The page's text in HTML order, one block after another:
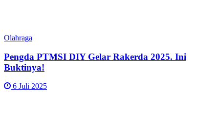
Olahraga
Pengda PTMSI DIY Gelar Rakerda 2025. Ini
Buktinya!
6 Juli 2025